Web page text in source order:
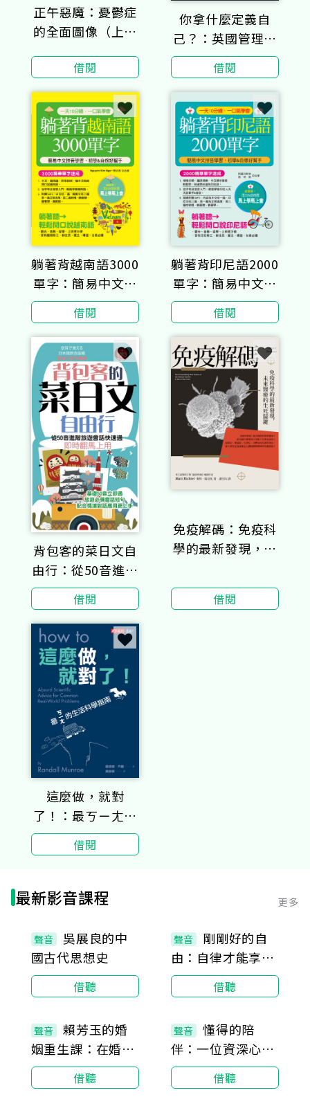
正午惡魔：憂鬱症
的全面圖像（上下
借閱
你拿什麼定義自
己？：英國管理大
師韓第的生命故事
（經典珍藏版）
借閱
躺著背越南語3000
單字：簡易中文拼
音學習，初學&自
修好幫手
借閱
躺著背印尼語2000
單字：簡易中文拼
音學習，初學&自
修好幫手
借閱
背包客的菜日文自
由行：從50音進階
旅遊會話快速通，
即時翻馬上用
借閱
免疫解碼：免疫科
學的最新發現，未
借閱
這麼做，就對
了！：最ㄎㄧㄤ的
生活科學指南
借閱
最新影音課程 更多
21集
聲音
吳展良的中
國古代思想史
借聽
聲音
剛剛好的自
由：自律才能享受
自由，讓孩子成為
負責任的大人
借聽
30集
聲音
賴芳玉的婚
姻重生課：在婚姻
狀況中，從抉擇到
重生的心法課
借聽
66集
聲音
懂得的陪
伴：一位資深心理
師的心法傳承
借聽